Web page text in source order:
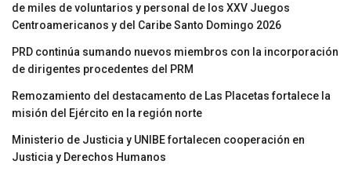
de miles de voluntarios y personal de los XXV Juegos
Centroamericanos y del Caribe Santo Domingo 2026
PRD continúa sumando nuevos miembros con la incorporación
de dirigentes procedentes del PRM
Remozamiento del destacamento de Las Placetas fortalece la
misión del Ejército en la región norte
Ministerio de Justicia y UNIBE fortalecen cooperación en
Justicia y Derechos Humanos